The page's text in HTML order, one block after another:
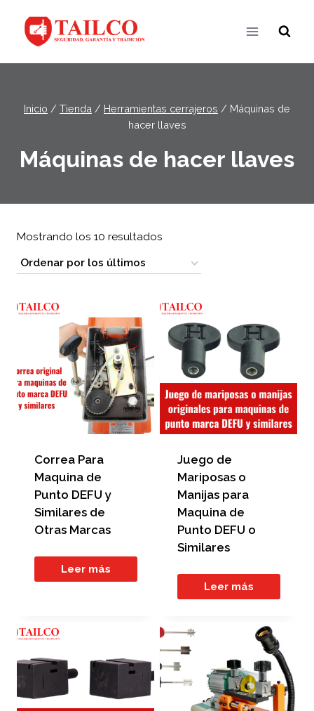
contenido
Inicio / Tienda / Herramientas cerrajeros / Máquinas de
hacer llaves
Máquinas de hacer llaves
Mostrando los 10 resultados
los
Correa Para
Maquina de
Punto DEFU y
Similares de
Otras Marcas
Leer más
Juego de
Mariposas o
Manijas para
Maquina de
Punto DEFU o
Similares
Leer más